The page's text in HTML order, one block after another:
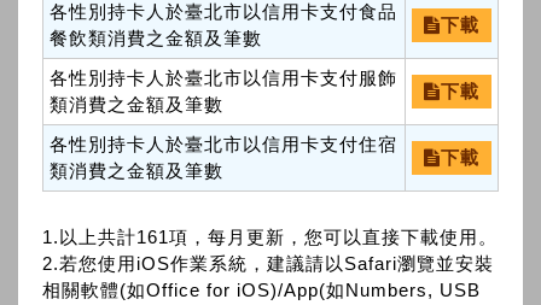
各性別持卡人於臺北市以信用卡支付食品
餐飲類消費之金額及筆數
下載
各性別持卡人於臺北市以信用卡支付服飾
類消費之金額及筆數
下載
各性別持卡人於臺北市以信用卡支付住宿
類消費之金額及筆數
下載
1.以上共計161項，每月更新，您可以直接下載使用。
2.若您使用iOS作業系統，建議請以Safari瀏覽並安裝
相關軟體(如Office for iOS)/App(如Numbers, USB